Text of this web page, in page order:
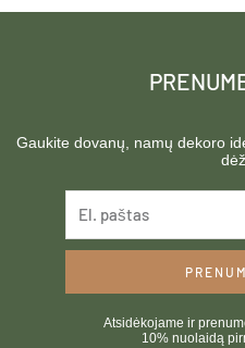
Gaukite dovanų, namų dekoro
Atsidėkojame ir
10% nuolaidą